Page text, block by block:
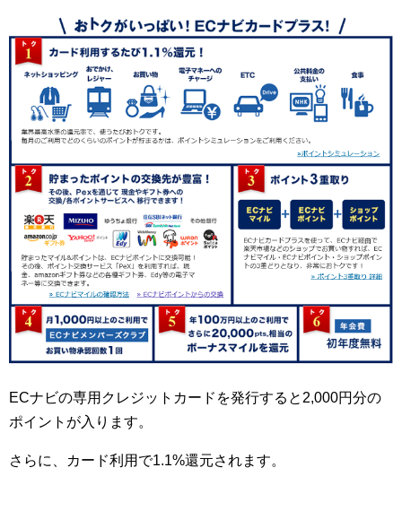
ECナビの専用クレジットカードを発行すると2,000円分の
ポイントが入ります。
さらに、カード利用で1.1%還元されます。